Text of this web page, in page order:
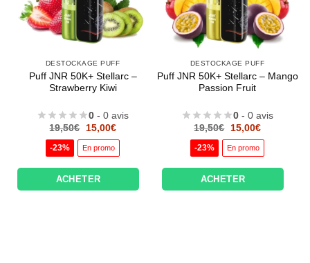
DESTOCKAGE PUFF
Puff JNR 50K+ Stellarc –
Strawberry Kiwi
0 - 0 avis
19,50€
Le
initial
était :
15,00€Le
est :
-23% En promo
ACHETER
DESTOCKAGE PUFF
Puff JNR 50K+ Stellarc – Mango
Passion Fruit
0 - 0 avis
19,50€
Le
initial
était :
15,00€Le
est :
-23% En promo
ACHETER